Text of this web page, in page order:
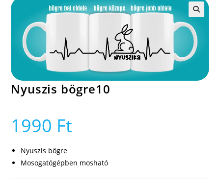
Nyuszis bögre10
1990 Ft
Nyuszis bögre
Mosogatógépben mosható